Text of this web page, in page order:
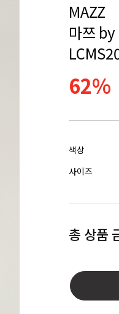
MAZZ
마쯔
62%
색상
사이즈
총 상품